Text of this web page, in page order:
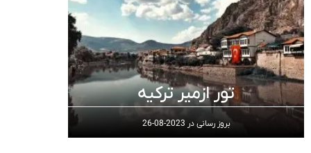
تور ازمیر ترکیه
بروز رسانی در 2023-08-26